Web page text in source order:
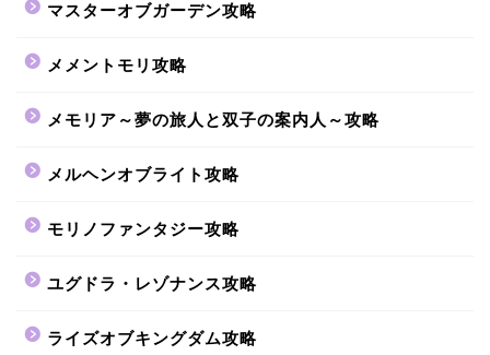
マスターオブガーデン攻略
メメントモリ攻略
メモリア～夢の旅人と双子の案内人～攻略
メルヘンオブライト攻略
モリノファンタジー攻略
ユグドラ・レゾナンス攻略
ライズオブキングダム攻略